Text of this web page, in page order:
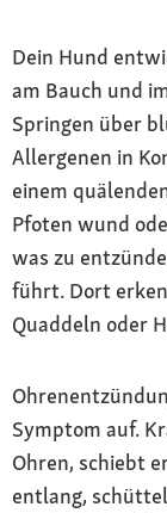
Dein Hund
am Bauch und
Springen über
Allergenen in
einem
Pfoten wund
was zu
führt. Dort
Quaddeln oder
Symptom auf.
Ohren, schiebt
entlang,